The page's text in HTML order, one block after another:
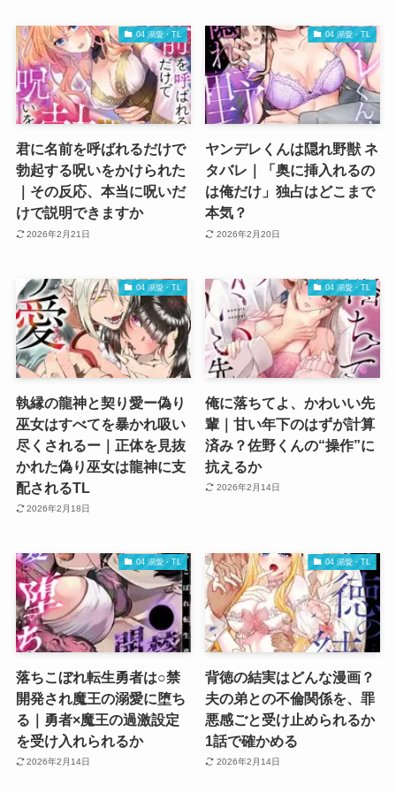
04 溺愛・TL
君に名前を呼ばれるだけで
勃起する呪いをかけられた
｜その反応、本当に呪いだ
けで説明できますか
2026年2月21日
04 溺愛・TL
ヤンデレくんは隠れ野獣 ネ
タバレ｜「奥に挿入れるの
は俺だけ」独占はどこまで
本気？
2026年2月20日
04 溺愛・TL
執縁の龍神と契り愛ー偽り
巫女はすべてを暴かれ吸い
尽くされるー｜正体を見抜
かれた偽り巫女は龍神に支
配されるTL
2026年2月18日
04 溺愛・TL
俺に落ちてよ、かわいい先
輩｜甘い年下のはずが計算
済み？佐野くんの“操作”に
抗えるか
2026年2月14日
04 溺愛・TL
落ちこぼれ転生勇者は○禁
開発され魔王の溺愛に堕ち
る｜勇者×魔王の過激設定
を受け入れられるか
2026年2月14日
04 溺愛・TL
背徳の結実はどんな漫画？
夫の弟との不倫関係を、罪
悪感ごと受け止められるか
1話で確かめる
2026年2月14日